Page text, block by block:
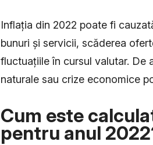
Inflația din 2022 poate fi
bunuri și servicii, scăderea
fluctuațiile în cursul valutar. De
naturale sau crize economice
Cum este
pentru anul